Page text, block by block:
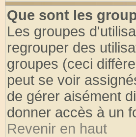
Que sont les
Les groupes
regrouper des
groupes (ceci
peut se voir
de gérer aisément
donner accès à un
Revenir en haut